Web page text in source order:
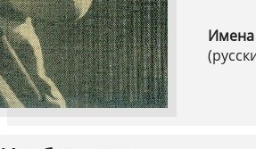
Имена